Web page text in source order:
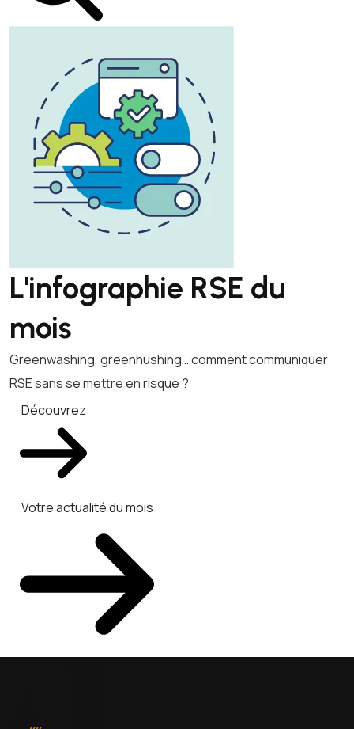
L'infographie RSE du
mois
Greenwashing, greenhushing… comment communiquer
RSE sans se mettre en risque ?
Découvrez
Votre actualité du mois